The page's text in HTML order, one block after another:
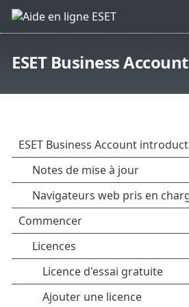
ESET Business Account